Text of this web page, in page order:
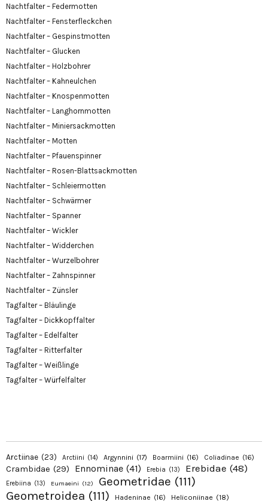
Nachtfalter – Federmotten
Nachtfalter – Fensterfleckchen
Nachtfalter – Gespinstmotten
Nachtfalter – Glucken
Nachtfalter – Holzbohrer
Nachtfalter – Kahneulchen
Nachtfalter – Knospenmotten
Nachtfalter – Langhornmotten
Nachtfalter – Miniersackmotten
Nachtfalter – Motten
Nachtfalter – Pfauenspinner
Nachtfalter – Rosen-Blattsackmotten
Nachtfalter – Schleiermotten
Nachtfalter – Schwärmer
Nachtfalter – Spanner
Nachtfalter – Wickler
Nachtfalter – Widderchen
Nachtfalter – Wurzelbohrer
Nachtfalter – Zahnspinner
Nachtfalter – Zünsler
Tagfalter – Bläulinge
Tagfalter – Dickkopffalter
Tagfalter – Edelfalter
Tagfalter – Ritterfalter
Tagfalter – Weißlinge
Tagfalter – Würfelfalter
Arctiinae (23) Arctiini (14) Argynnini (17) Boarmiini (16) Coliadinae (16)
Crambidae (29) Ennominae (41) Erebia (13) Erebidae (48)
Erebiina (13) Eumaeini (12) Geometridae (111)
Geometroidea (111) Hadeninae (16) Heliconiinae (18)